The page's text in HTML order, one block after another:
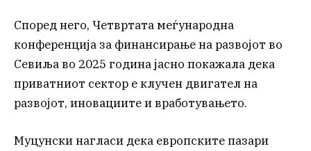
Според него, Четвртата меѓународна
конференција за финансирање на развојот во
Севиља во 2025 година јасно покажала дека
приватниот сектор е клучен двигател на
развојот, иновациите и вработувањето.
Муцунски нагласи дека европските пазари